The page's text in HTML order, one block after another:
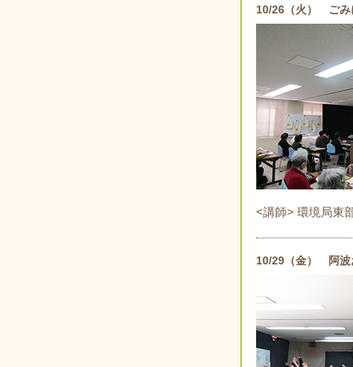
10/26（火） ごみ
<講師> 環境局東
10/29（金） 阿波